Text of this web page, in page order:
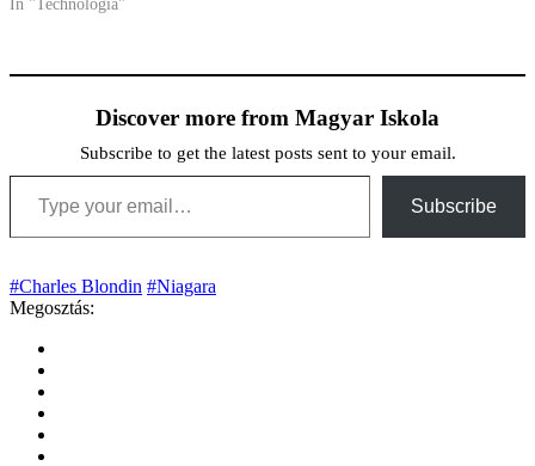
In "Technológia"
Discover more from Magyar Iskola
Subscribe to get the latest posts sent to your email.
Type your email…
Subscribe
#Charles Blondin #Niagara
Megosztás: